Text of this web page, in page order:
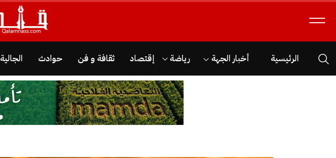
الرئيسية أخبار الجهة رياضة إقتصاد ثقافة و فن حوادث الجالية TV